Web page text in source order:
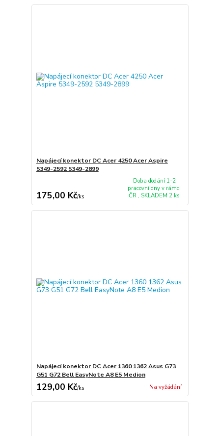
Napájecí konektor DC Acer 4250 Acer Aspire
5349-2592 5349-2899
175,00 Kč/ks
Doba dodání 1-2
pracovní dny v rámci
ČR , SKLADEM 2 ks
Napájecí konektor DC Acer 1360 1362 Asus G73
G51 G72 Bell EasyNote A8 E5 Medion
129,00 Kč/ks Na vyžádání